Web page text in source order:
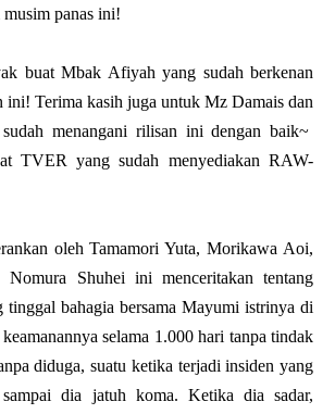
musim panas ini!
buat Mbak Afiyah yang sudah berkenan
ini! Terima kasih juga untuk Mz Damais dan
menangani rilisan ini dengan baik~
TVER yang sudah menyediakan RAW-
oleh Tamamori Yuta, Morikawa Aoi,
Nomura Shuhei ini menceritakan tentang
bahagia bersama Mayumi istrinya di
selama 1.000 hari tanpa tindak
diduga, suatu ketika terjadi insiden yang
dia jatuh koma. Ketika dia sadar,